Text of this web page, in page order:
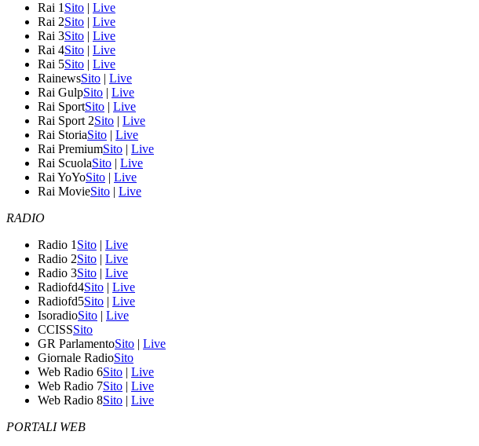
Rai 1 Sito | Live
Rai 2Sito | Live
Rai 3Sito | Live
Rai 4Sito | Live
Rai 5Sito | Live
RainewsSito | Live
Rai GulpSito | Live
Rai SportSito | Live
Rai Sport 2Sito | Live
Rai StoriaSito | Live
Rai PremiumSito | Live
Rai ScuolaSito | Live
Rai YoYoSito | Live
Rai MovieSito | Live
RADIO
Radio 1 Sito | Live
Radio 2Sito | Live
Radio 3Sito | Live
Radiofd4Sito | Live
Radiofd5Sito | Live
IsoradioSito | Live
CCISSSito
GR ParlamentoSito | Live
Giornale RadioSito
Web Radio 6Sito | Live
Web Radio 7Sito | Live
Web Radio 8Sito | Live
PORTALI WEB